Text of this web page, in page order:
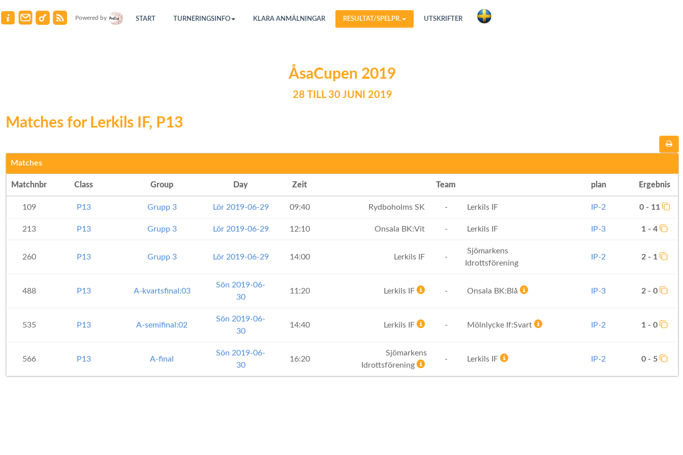
Powered by START TURNERINGSINFO KLARA ANMÄLNINGAR RESULTAT/SPELPR. UTSKRIFTER
ÅsaCupen 2019
28 TILL 30 JUNI 2019
Matches for Lerkils IF, P13
Matches
Matchnbr Class Group Day Zeit Team plan Ergebnis
109 P13 Grupp 3 Lör 2019-06-29 09:40 Rydboholms SK - Lerkils IF IP-2 0 - 11
213 P13 Grupp 3 Lör 2019-06-29 12:10 Onsala BK:Vit - Lerkils IF IP-3 1 - 4
260 P13 Grupp 3 Lör 2019-06-29 14:00 Lerkils IF -
Sjömarkens
Idrottsförening
IP-2 2 - 1
488 P13 A-kvartsfinal:03
Sön 2019-06-
30
11:20 Lerkils IF - Onsala BK:Blå IP-3 2 - 0
535 P13 A-semifinal:02
Sön 2019-06-
30
14:40 Lerkils IF - Mölnlycke If:Svart IP-2 1 - 0
566 P13 A-final
Sön 2019-06-
30
16:20
Sjömarkens
Idrottsförening
- Lerkils IF IP-2 0 - 5